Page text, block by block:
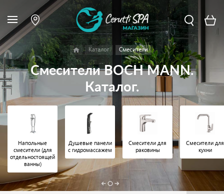
Каталог Смесители
Смесители BOCH MANN.
Каталог.
Напольные
смесители (для
отдельностоящей
ванны)
Душевые панели
с гидромассажем
Смесители для
раковины
Смесители для
кухни